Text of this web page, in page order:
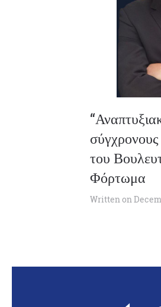
του
Φόρτωμα
Written on